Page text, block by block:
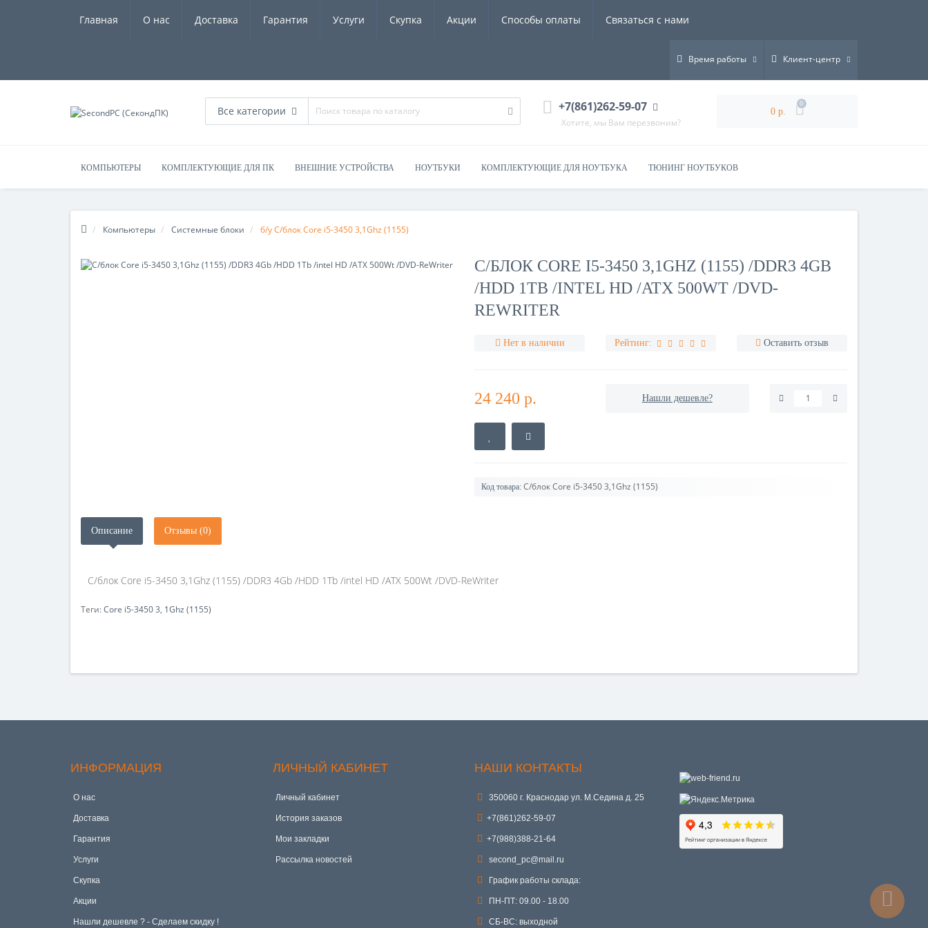
Главная О нас Доставка Гарантия Услуги Скупка Акции Способы оплаты Связаться с нами
Время работы Клиент-центр
Все категории +7(861)262-59-07
Хотите, мы Вам перезвоним?
0 р.
0
КОМПЬЮТЕРЫ КОМПЛЕКТУЮЩИЕ ДЛЯ ПК ВНЕШНИЕ УСТРОЙСТВА НОУТБУКИ КОМПЛЕКТУЮЩИЕ ДЛЯ НОУТБУКА ТЮНИНГ НОУТБУКОВ
Компьютеры Системные блоки б/у С/блок Core i5-3450 3,1Ghz (1155)
С/БЛОК CORE I5-3450 3,1GHZ (1155) /DDR3 4GB
/HDD 1TB /INTEL HD /ATX 500WT /DVD-
REWRITER
Нет в наличии Рейтинг: Оставить отзыв
24 240 р. Нашли дешевле?
Код товара: С/блок Core i5-3450 3,1Ghz (1155)
Описание Отзывы (0)
С/блок Core i5-3450 3,1Ghz (1155) /DDR3 4Gb /HDD 1Tb /intel HD /ATX 500Wt /DVD-ReWriter
Теги:Core i5-3450 3, 1Ghz (1155)
ИНФОРМАЦИЯ
О нас
Доставка
Гарантия
Услуги
Скупка
Акции
Hашли дешевле ? - Сделаем скидку !
ЛИЧНЫЙ КАБИНЕТ
Личный кабинет
История заказов
Мои закладки
Рассылка новостей
НАШИ КОНТАКТЫ
350060 г. Краснодар ул. М.Седина д. 25
+7(861)262-59-07
+7(988)388-21-64
second_pc@mail.ru
График работы склада:
ПН-ПТ: 09.00 - 18.00
СБ-ВС: выходной